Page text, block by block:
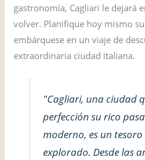
gastronomía, Cagliari le dejará
volver. Planifique hoy mismo
embárquese en un viaje de
extraordinaria ciudad italiana.
"Cagliari, una ciudad
perfección su rico
moderno, es un tesoro
explorado. Desde las